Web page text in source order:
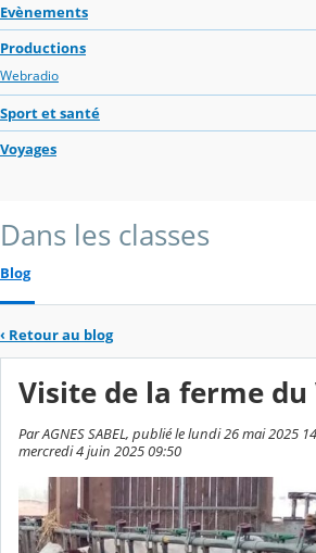
Evènements
Productions
Webradio
Sport et santé
Voyages
Dans les classes
Blog
‹ Retour au blog
Visite de la ferme
Par AGNES SABEL, publié le lundi 26 mai 2025
mercredi 4 juin 2025 09:50